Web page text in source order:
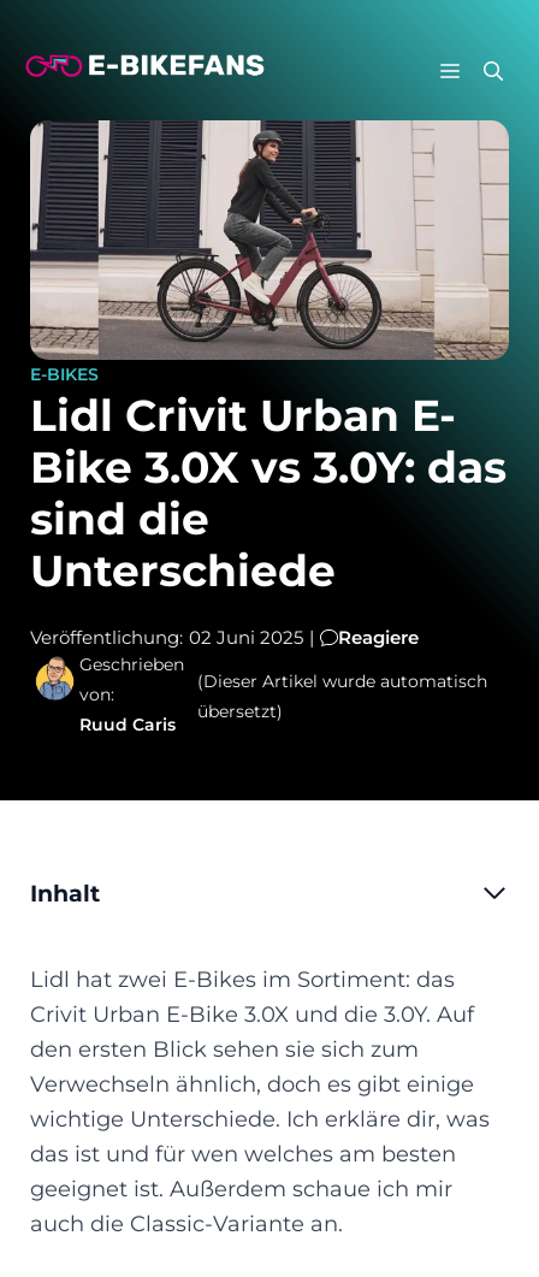
Inhalt
MENÜ
E-BIKES
Lidl Crivit Urban E-
Bike 3.0X vs 3.0Y: das
sind die
Unterschiede
Veröffentlichung: 02 Juni 2025 | Reagiere
Geschrieben
von:
Ruud Caris
(Dieser Artikel wurde automatisch
übersetzt)
Inhalt
Lidl hat zwei E-Bikes im Sortiment: das
Crivit Urban E-Bike 3.0X und die 3.0Y. Auf
den ersten Blick sehen sie sich zum
Verwechseln ähnlich, doch es gibt einige
wichtige Unterschiede. Ich erkläre dir, was
das ist und für wen welches am besten
geeignet ist. Außerdem schaue ich mir
auch die Classic-Variante an.